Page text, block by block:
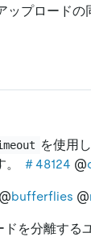
ップロードの
を使用
＃48124 @
@bufferflies @
を分離する